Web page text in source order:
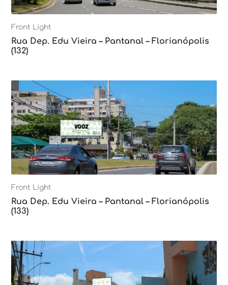
Front Light
Rua Dep. Edu Vieira – Pantanal – Florianópolis
(132)
Front Light
Rua Dep. Edu Vieira – Pantanal – Florianópolis
(133)